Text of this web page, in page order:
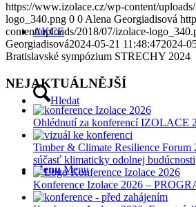
AKCE
Hledat
Menu Menu
https://www.izolace.cz/wp-content/
logo_340.png 0 0 Alena Georgiadisová
content/uploads/2018/07/izolace-
Georgiadisová2024-05-21 11:48:472024-
Bratislavské sympózium STRECHY 2024
NEJAKTUÁLNĚJŠÍ
Ohlédnutí za konferencí IZOLACE
Timber & Climate Resilience Forum
súčasť klimaticky odolnej budúcnosti
Konference Izolace 2026 –